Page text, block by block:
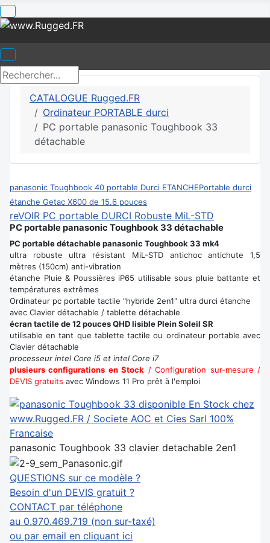
CATALOGUE Rugged.FR
Ordinateur PORTABLE durci
PC portable panasonic Toughbook 33
détachable
panasonic Toughbook 40 portable Durci ETANCHEPortable durci
étanche Getac X600 de 15.6 pouces
reVOIR PC portable DURCI Robuste MiL-STD
PC portable panasonic Toughbook 33 détachable
PC portable détachable panasonic Toughbook 33 mk4
ultra robuste ultra résistant MiL-STD antichoc antichute 1,5
mètres (150cm) anti-vibration
étanche Pluie & Poussières iP65 utilisable sous pluie battante et
températures extrêmes
Ordinateur pc portable tactile "hybride 2en1" ultra durci étanche
avec Clavier détachable / tablette détachable
écran tactile de 12 pouces QHD lisible Plein Soleil SR
utilisable en tant que tablette tactile ou ordinateur portable avec
Clavier détachable
processeur intel Core i5 et intel Core i7
plusieurs configurations en Stock / Configuration sur-mesure /
DEVIS gratuits avec Windows 11 Pro prêt à l'emploi
panasonic Toughbook 33 clavier detachable 2en1
QUESTIONS sur ce modèle ?
Besoin d'un DEVIS gratuit ?
CONTACT par téléphone
au 0.970.469.719 (non sur-taxé)
ou par email en cliquant ici